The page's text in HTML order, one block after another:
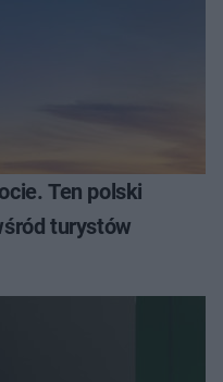
Ten polski
turystów